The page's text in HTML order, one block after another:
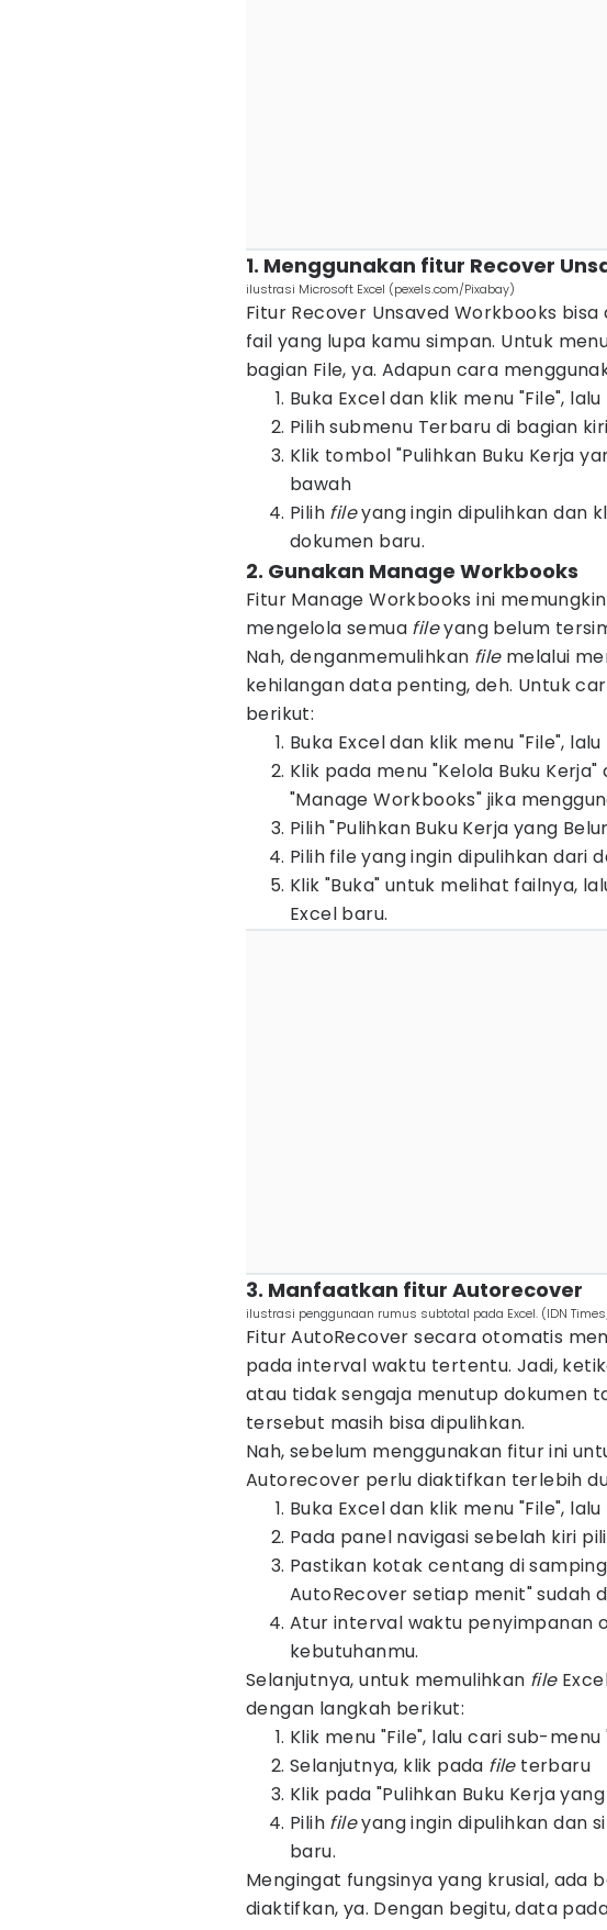
1. Menggunakan fitur Recover
ilustrasi Microsoft Excel (pexels.com/Pixabay)
Fitur Recover Unsaved Workbooks
fail yang lupa kamu simpan. Untuk
bagian File, ya. Adapun cara
Buka Excel dan klik menu "File", lalu
Pilih submenu Terbaru di bagian
Klik tombol "Pulihkan Buku Kerja
bawah
Pilih fileyang ingin dipulihkan dan
dokumen baru.
2. Gunakan Manage Workbooks
Fitur Manage Workbooks ini
mengelola semua fileyang belum
Nah, denganmemulihkan filemelalui
kehilangan data penting, deh. Untuk
berikut:
Buka Excel dan klik menu "File",
Klik pada menu "Kelola Buku
"Manage Workbooks" jika
Pilih "Pulihkan Buku Kerja yang
Pilih file yang ingin dipulihkan dari
Klik "Buka" untuk melihat failnya,
Excel baru.
3. Manfaatkan fitur Autorecover
ilustrasi penggunaan rumus subtotal pada Excel. (IDN
Fitur AutoRecover secara otomatis
pada interval waktu tertentu. Jadi,
atau tidak sengaja menutup dokumen
tersebut masih bisa dipulihkan.
Nah, sebelum menggunakan fitur ini
Autorecover perlu diaktifkan terlebih
Buka Excel dan klik menu "File", lalu
Pada panel navigasi sebelah kiri
Pastikan kotak centang di
AutoRecover setiap menit" sudah
Atur interval waktu penyimpanan
kebutuhanmu.
Selanjutnya, untuk memulihkan file
dengan langkah berikut:
Klik menu "File", lalu cari sub-menu
Selanjutnya, klik pada file terbaru
Klik pada "Pulihkan Buku Kerja
Pilih fileyang ingin dipulihkan dan
baru.
Mengingat fungsinya yang krusial, ada
diaktifkan, ya. Dengan begitu, data